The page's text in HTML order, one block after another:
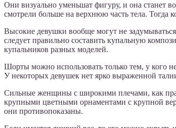
Они визуально уменьшат фигуру, и она станет
смотрели больше на верхнюю часть тела. Тогда
Высокие девушки вообще могут не
следует правильно составить купальную
купальников разных моделей.
Шорты можно использовать только тем, у кого
У некоторых девушек нет ярко выраженной
Сильные женщины с широкими плечами, как
крупными цветными орнаментами с крупной
они противопоказаны.